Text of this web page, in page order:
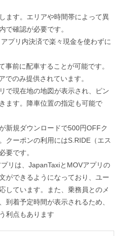
ます。エリアや時間帯によって異
で確認が必要です。
プリ内決済で楽々現金を使わずに
事前に配車することが可能です。
でのみ提供されています。
で現在地の地図が表示され、ピン
ます。降車位置の指定も可能で
新規ダウンロードで500円OFFク
クーポンの利用にはS.RIDE（エス
要です。
リは、JapanTaxiとMOVアプリの
ができるようになっており、ユー
しています。また、乗務員とのメ
到着予定時間が表示されるため、
利点もあります